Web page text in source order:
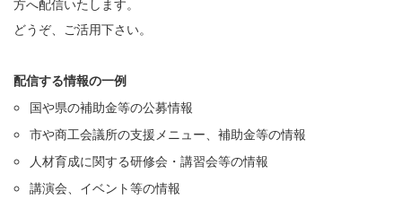
どうぞ、ご活用下さい。
配信する情報の一例
国や県の補助金等の公募情報
市や商工会議所の支援メニュー、補助金等の情報
人材育成に関する研修会・講習会等の情報
講演会、イベント等の情報